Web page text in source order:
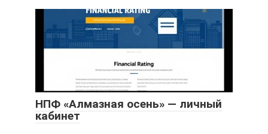
НПФ «Алмазная осень» — личный
кабинет